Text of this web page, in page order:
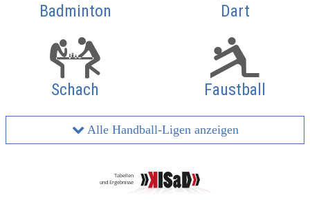
Badminton Dart
Schach Faustball
Alle Handball-Ligen anzeigen